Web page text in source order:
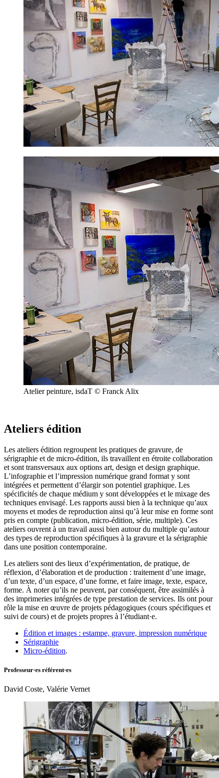
Atelier peinture, isdaT © Franck Alix
Ateliers édition
Les ateliers édition regroupent les pratiques de gravure, de
sérigraphie et de micro-édition, ils travaillent en étroite collaboration
et sont transversaux aux options art, design et design graphique.
L’infographie et l’impression numérique grand format y sont
intégrées et permettent d’élargir son potentiel graphique. Les
spécificités de chaque médium y sont développées et le mixage des
techniques envisagé. Les rapports aussi bien à la technique qu’aux
moyens et modes de reproduction ainsi qu’à leur mise en forme sont
pris en compte (publication, micro-édition, série, multiple). Ces
ateliers ouvrent à un travail aussi bien autour du multiple qu’autour
des types de reproduction spécifiques à la gravure et la sérigraphie
dans une position contemporaine.
Les ateliers sont des lieux d’expérimentation, de pratique, de
réflexion, d’élaboration et de production : traitement d’une image,
d’un texte, d’un espace, d’une forme, et faire image, texte, espace,
forme. À noter qu’ils ne peuvent, par conséquent, être assimilés à
des imprimeries intégrées de type prestation de services. Ils ont pour
rôle la mise en œuvre de projets pédagogiques (cours spécifiques et
suivi de cours) et de projets propres à l’étudiant·e.
Édition et images : estampe, gravure, impression numérique
Sérigraphie
Micro-édition.
Professeur·es référent·es
David Coste, Valérie Vernet